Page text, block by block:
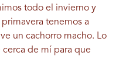
todo el invierno y
tenemos a
un cachorro macho. Lo
de mí para que